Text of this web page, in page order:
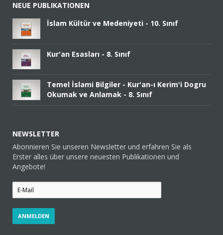
NEUE PUBLIKATIONEN
İslam Kültür ve Medeniyeti - 10. Sınıf
Kur'an Esasları - 8. Sınıf
Temel İslami Bilgiler - Kur'an-ı Kerim'i Dogru
Okumak ve Anlamak - 8. Sınıf
NEWSLETTER
Abonnieren Sie unseren Newsletter und erfahren Sie als
Erster alles über unsere neuesten Publikationen und
Angebote!